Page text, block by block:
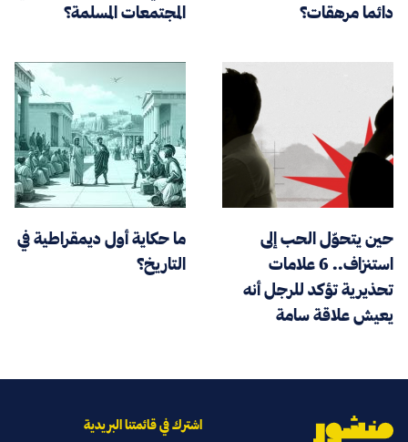
دائما مرهقات؟
المجتمعات المسلمة؟
حين يتحوّل الحب إلى
استنزاف.. 6 علامات
تحذيرية تؤكد للرجل أنه
يعيش علاقة سامة
ما حكاية أول ديمقراطية في
التاريخ؟
اشترك في قائمتنا البريدية